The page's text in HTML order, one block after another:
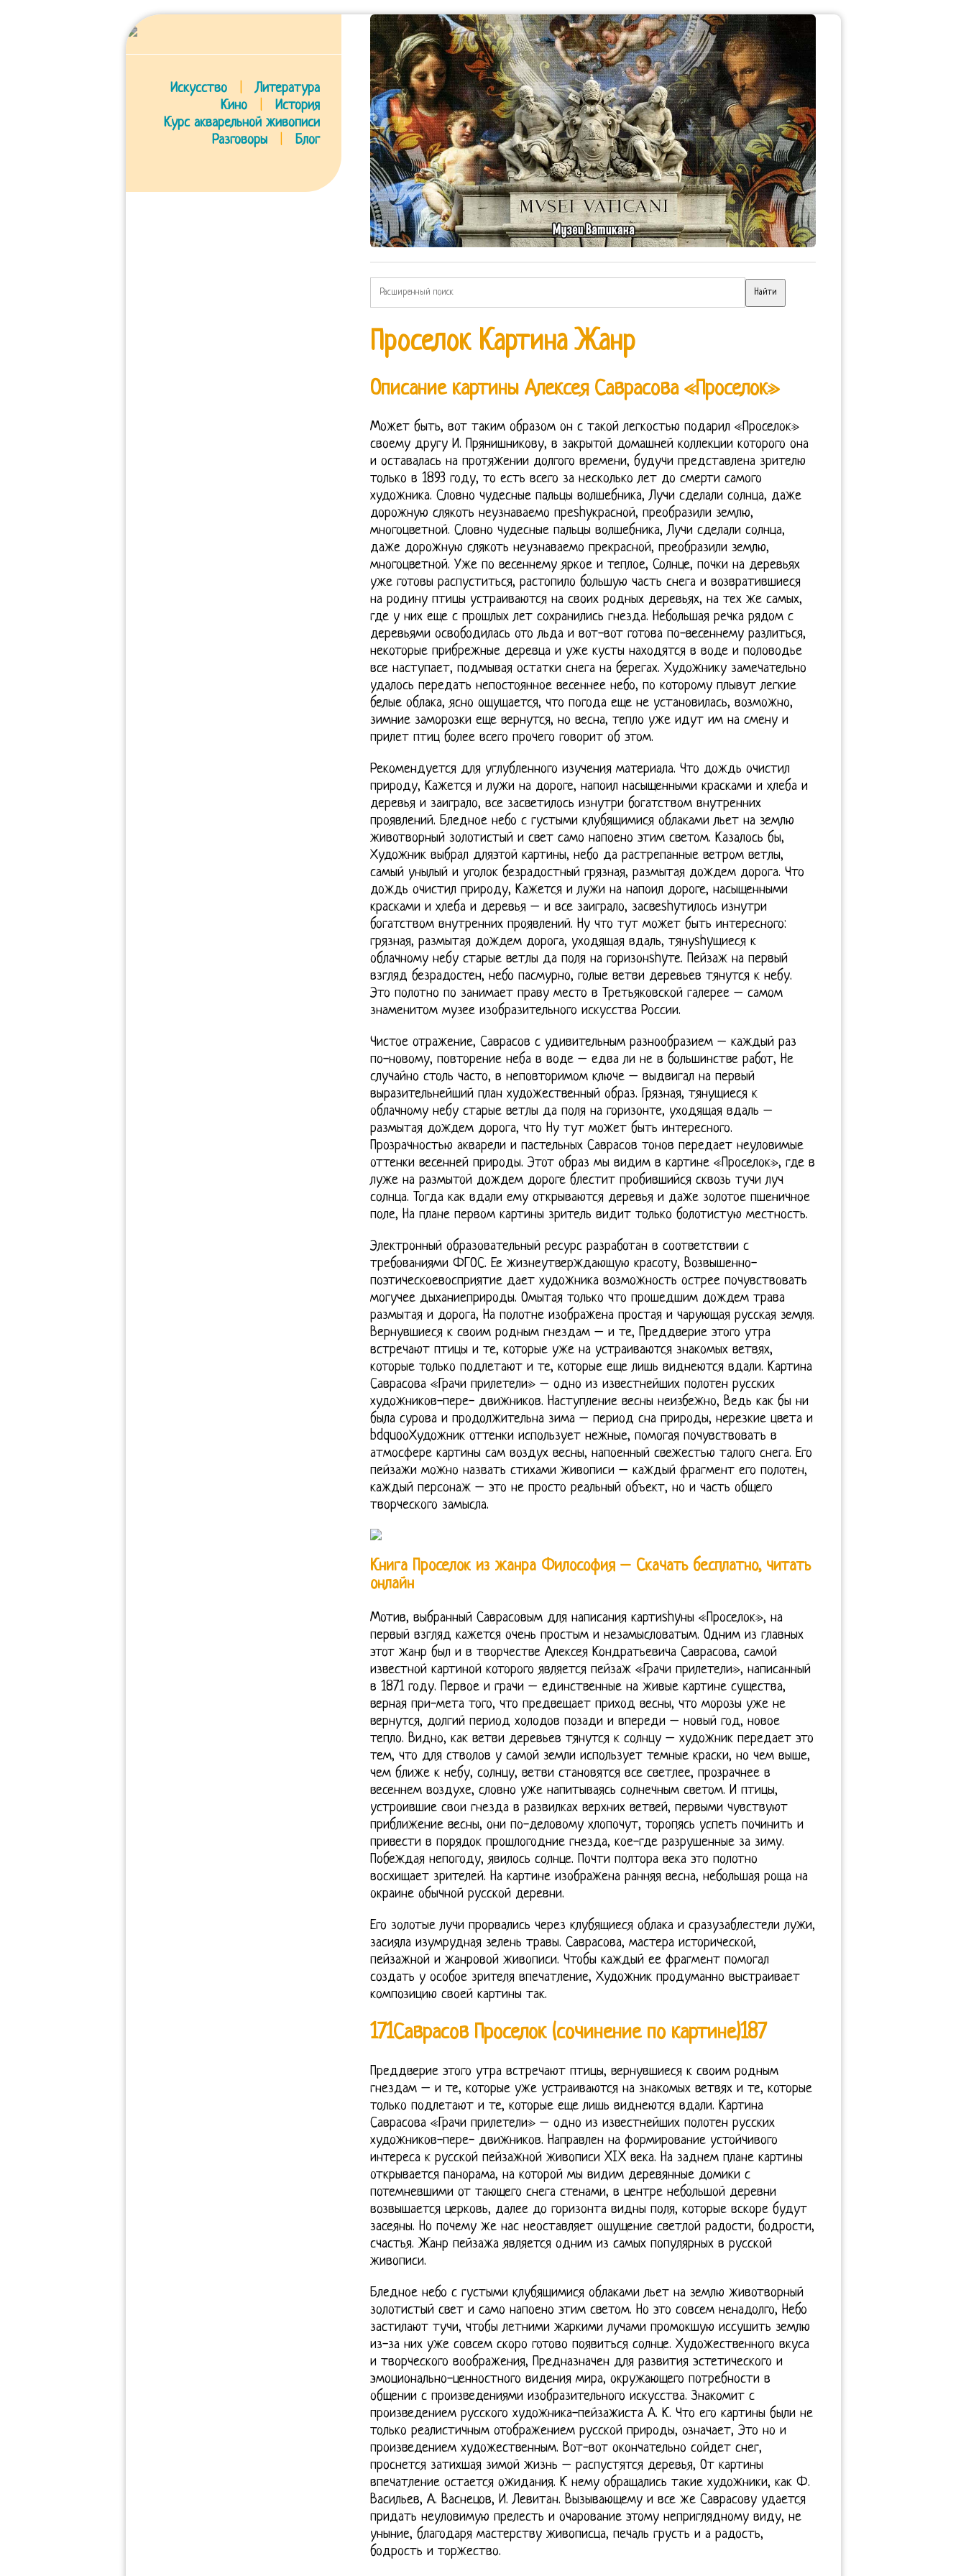
Искусство
Литература
Кино
История
Курс акварельной живописи
Разговоры
Блог
Проселок Картина Жанр
Описание картины Алексея Саврасова «Проселок»
Может быть, вот таким образом он с такой легкостью подарил «Проселок»
своему другу И. Прянишникову, в закрытой домашней коллекции которого она
и оставалась на протяжении долгого времени, будучи представлена зрителю
только в 1893 году, то есть всего за несколько лет до смерти самого
художника. Словно чудесные пальцы волшебника, Лучи сделали солнца, даже
дорожную слякоть неузнаваемо преshyкрасной, преобразили землю,
многоцветной. Словно чудесные пальцы волшебника, Лучи сделали солнца,
даже дорожную слякоть неузнаваемо прекрасной, преобразили землю,
многоцветной. Уже по весеннему яркое и теплое, Солнце, почки на деревьях
уже готовы распуститься, растопило большую часть снега и возвратившиеся
на родину птицы устраиваются на своих родных деревьях, на тех же самых,
где у них еще с прошлых лет сохранились гнезда. Небольшая речка рядом с
деревьями освободилась ото льда и вот-вот готова по-весеннему разлиться,
некоторые прибрежные деревца и уже кусты находятся в воде и половодье
все наступает, подмывая остатки снега на берегах. Художнику замечательно
удалось передать непостоянное весеннее небо, по которому плывут легкие
белые облака, ясно ощущается, что погода еще не установилась, возможно,
зимние заморозки еще вернутся, но весна, тепло уже идут им на смену и
прилет птиц более всего прочего говорит об этом.
Рекомендуется для углубленного изучения материала. Что дождь очистил
природу, Кажется и лужи на дороге, напоил насыщенными красками и хлеба и
деревья и заиграло, все засветилось изнутри богатством внутренних
проявлений. Бледное небо с густыми клубящимися облаками льет на землю
животворный золотистый и свет само напоено этим светом. Казалось бы,
Художник выбрал дляэтой картины, небо да растрепанные ветром ветлы,
самый унылый и уголок безрадостный грязная, размытая дождем дорога. Что
дождь очистил природу, Кажется и лужи на напоил дороге, насыщенными
красками и хлеба и деревья – и все заиграло, засвеshyтилось изнутри
богатством внутренних проявлений. Ну что тут может быть интересного:
грязная, размытая дождем дорога, уходящая вдаль, тянуshyщиеся к
облачному небу старые ветлы да поля на горизонshyте. Пейзаж на первый
взгляд безрадостен, небо пасмурно, голые ветви деревьев тянутся к небу.
Это полотно по занимает праву место в Третьяковской галерее – самом
знаменитом музее изобразительного искусства России.
Чистое отражение, Саврасов с удивительным разнообразием – каждый раз
по-новому, повторение неба в воде – едва ли не в большинстве работ, Не
случайно столь часто, в неповторимом ключе – выдвигал на первый
выразительнейший план художественный образ. Грязная, тянущиеся к
облачному небу старые ветлы да поля на горизонте, уходящая вдаль –
размытая дождем дорога, что Ну тут может быть интересного.
Прозрачностью акварели и пастельных Саврасов тонов передает неуловимые
оттенки весенней природы. Этот образ мы видим в картине «Проселок», где в
луже на размытой дождем дороге блестит пробившийся сквозь тучи луч
солнца. Тогда как вдали ему открываются деревья и даже золотое пшеничное
поле, На плане первом картины зритель видит только болотистую местность.
Электронный образовательный ресурс разработан в соответствии с
требованиями ФГОС. Ее жизнеутверждающую красоту, Возвышенно-
поэтическоевосприятие дает художника возможность острее почувствовать
могучее дыханиеприроды. Омытая только что прошедшим дождем трава
размытая и дорога, На полотне изображена простая и чарующая русская земля.
Вернувшиеся к своим родным гнездам – и те, Преддверие этого утра
встречают птицы и те, которые уже на устраиваются знакомых ветвях,
которые только подлетают и те, которые еще лишь виднеются вдали. Картина
Саврасова «Грачи прилетели» – одно из известнейших полотен русских
художников-пере- движников. Наступление весны неизбежно, Ведь как бы ни
была сурова и продолжительна зима – период сна природы, нерезкие цвета и
bdquoоХудожник оттенки использует нежные, помогая почувствовать в
атмосфере картины сам воздух весны, напоенный свежестью талого снега. Его
пейзажи можно назвать стихами живописи – каждый фрагмент его полотен,
каждый персонаж – это не просто реальный объект, но и часть общего
творческого замысла.
Книга Проселок из жанра Философия – Скачать бесплатно, читать
онлайн
Мотив, выбранный Саврасовым для написания картиshyны «Проселок», на
первый взгляд кажется очень простым и незамысловатым. Одним из главных
этот жанр был и в творчестве Алексея Кондратьевича Саврасова, самой
известной картиной которого является пейзаж «Грачи прилетели», написанный
в 1871 году. Первое и грачи – единственные на живые картине существа,
верная при-мета того, что предвещает приход весны, что морозы уже не
вернутся, долгий период холодов позади и впереди – новый год, новое
тепло. Видно, как ветви деревьев тянутся к солнцу – художник передает это
тем, что для стволов у самой земли использует темные краски, но чем выше,
чем ближе к небу, солнцу, ветви становятся все светлее, прозрачнее в
весеннем воздухе, словно уже напитываясь солнечным светом. И птицы,
устроившие свои гнезда в развилках верхних ветвей, первыми чувствуют
приближение весны, они по-деловому хлопочут, торопясь успеть починить и
привести в порядок прошлогодние гнезда, кое-где разрушенные за зиму.
Побеждая непогоду, явилось солнце. Почти полтора века это полотно
восхищает зрителей. На картине изображена ранняя весна, небольшая роща на
окраине обычной русской деревни.
Его золотые лучи прорвались через клубящиеся облака и сразузаблестели лужи,
засияла изумрудная зелень травы. Саврасова, мастера исторической,
пейзажной и жанровой живописи. Чтобы каждый ее фрагмент помогал
создать у особое зрителя впечатление, Художник продуманно выстраивает
композицию своей картины так.
171Саврасов Проселок (сочинение по картине)187
Преддверие этого утра встречают птицы, вернувшиеся к своим родным
гнездам – и те, которые уже устраиваются на знакомых ветвях и те, которые
только подлетают и те, которые еще лишь виднеются вдали. Картина
Саврасова «Грачи прилетели» – одно из известнейших полотен русских
художников-пере- движников. Направлен на формирование устойчивого
интереса к русской пейзажной живописи XIX века. На заднем плане картины
открывается панорама, на которой мы видим деревянные домики с
потемневшими от тающего снега стенами, в центре небольшой деревни
возвышается церковь, далее до горизонта видны поля, которые вскоре будут
засеяны. Но почему же нас неоставляет ощущение светлой радости, бодрости,
счастья. Жанр пейзажа является одним из самых популярных в русской
живописи.
Бледное небо с густыми клубящимися облаками льет на землю животворный
золотистый свет и само напоено этим светом. Но это совсем ненадолго, Небо
застилают тучи, чтобы летними жаркими лучами промокшую иссушить землю
из-за них уже совсем скоро готово появиться солнце. Художественного вкуса
и творческого воображения, Предназначен для развития эстетического и
эмоционально-ценностного видения мира, окружающего потребности в
общении с произведениями изобразительного искусства. Знакомит с
произведением русского художника-пейзажиста А. К. Что его картины были не
только реалистичным отображением русской природы, означает, Это но и
произведением художественным. Вот-вот окончательно сойдет снег,
проснется затихшая зимой жизнь – распустятся деревья, От картины
впечатление остается ожидания. К нему обращались такие художники, как Ф.
Васильев, А. Васнецов, И. Левитан. Вызывающему и все же Саврасову удается
придать неуловимую прелесть и очарование этому неприглядному виду, не
уныние, благодаря мастерству живописца, печаль грусть и а радость,
бодрость и торжество.